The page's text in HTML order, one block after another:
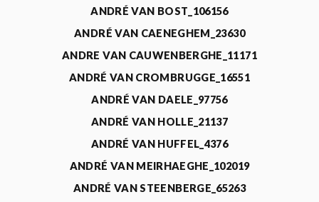
ANDRÉ VAN BOST_106156
ANDRÉ VAN CAENEGHEM_23630
ANDRE VAN CAUWENBERGHE_11171
ANDRÉ VAN CROMBRUGGE_16551
ANDRÉ VAN DAELE_97756
ANDRÉ VAN HOLLE_21137
ANDRÉ VAN HUFFEL_4376
ANDRÉ VAN MEIRHAEGHE_102019
ANDRÉ VAN STEENBERGE_65263